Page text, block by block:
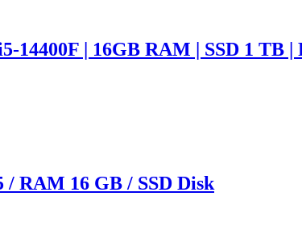
| 16GB RAM | SSD 1 TB |
RAM 16 GB / SSD Disk